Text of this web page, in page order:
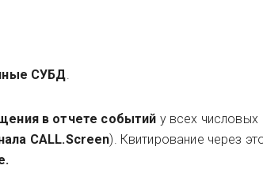
СУБД.
в отчете событий у всех числовых
CALL.Screen). Квитирование через